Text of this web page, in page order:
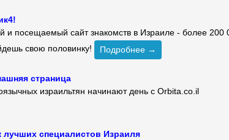
посещаемый сайт знакомств в Израиле - более 200
свою половинку!
Подробнее →
страница
израильтян начинают день с Orbita.co.il
специалистов Израиля